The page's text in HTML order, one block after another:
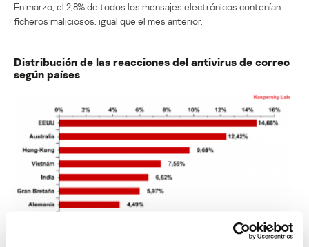
En marzo, el 2,8% de todos los mensajes electrónicos contenían
ficheros maliciosos, igual que el mes anterior.
Distribución de las reacciones del antivirus de correo
según países